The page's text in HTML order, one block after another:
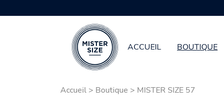
ACCUEIL BOUTIQUE
Accueil > Boutique > MISTER SIZE 57